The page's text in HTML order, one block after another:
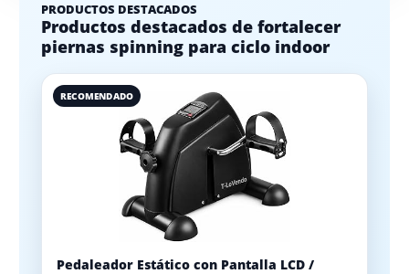
PRODUCTOS DESTACADOS
Productos destacados de fortalecer
piernas spinning para ciclo indoor
RECOMENDADO
Pedaleador Estático con Pantalla LCD /